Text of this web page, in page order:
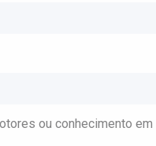
ou conhecimento em